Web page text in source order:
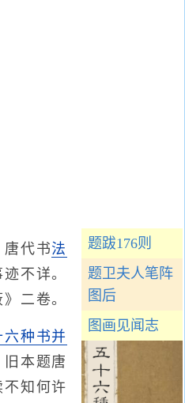
题跋176则
题卫夫人笔阵
图后
图画见闻志
代书法
不详。
二卷。
六种书并
旧本题唐
不知何许